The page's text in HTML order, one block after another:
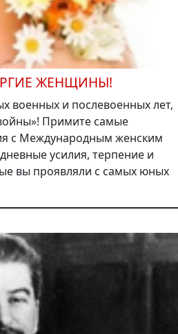
ЖЕНЩИНЫ!
военных и послевоенных лет,
Примите самые
с Международным женским
усилия, терпение и
вы проявляли с самых юных